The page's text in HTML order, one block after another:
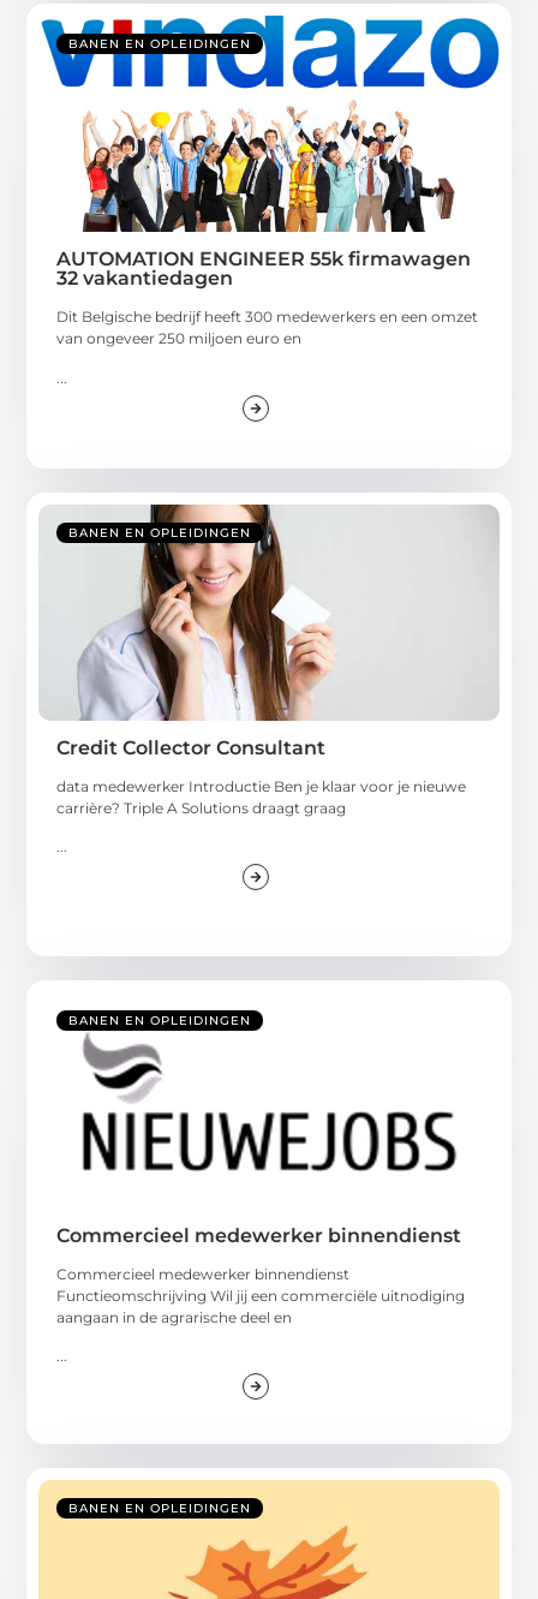
BANEN EN OPLEIDINGEN
AUTOMATION ENGINEER 55k firmawagen
32 vakantiedagen
Dit Belgische bedrijf heeft 300 medewerkers en een omzet
van ongeveer 250 miljoen euro en
BANEN EN OPLEIDINGEN
Credit Collector Consultant
data medewerker Introductie Ben je klaar voor je nieuwe
carrière? Triple A Solutions draagt ​​graag
BANEN EN OPLEIDINGEN
Commercieel medewerker binnendienst
Commercieel medewerker binnendienst
Functieomschrijving Wil jij een commerciële uitnodiging
aangaan in de agrarische deel en
...
BANEN EN OPLEIDINGEN